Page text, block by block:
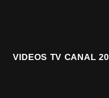
VIDEOS TV CANAL 20